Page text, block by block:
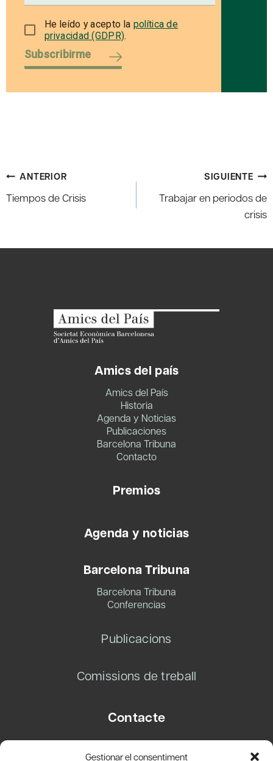
Gestionar el consentiment
He leído y acepto la política de
privacidad (GDPR).
Subscribirme
Navegación
de
ANTERIOR
Tiempos de Crisis
SIGUIENTE
Trabajar en periodos de
crisis
Amics del país
Amics del País
Historia
Agenda y Noticias
Publicaciones
Barcelona Tribuna
Contacto
Premios
Agenda y noticias
Barcelona Tribuna
Barcelona Tribuna
Conferencias
Publicacions
Comissions de treball
Contacte